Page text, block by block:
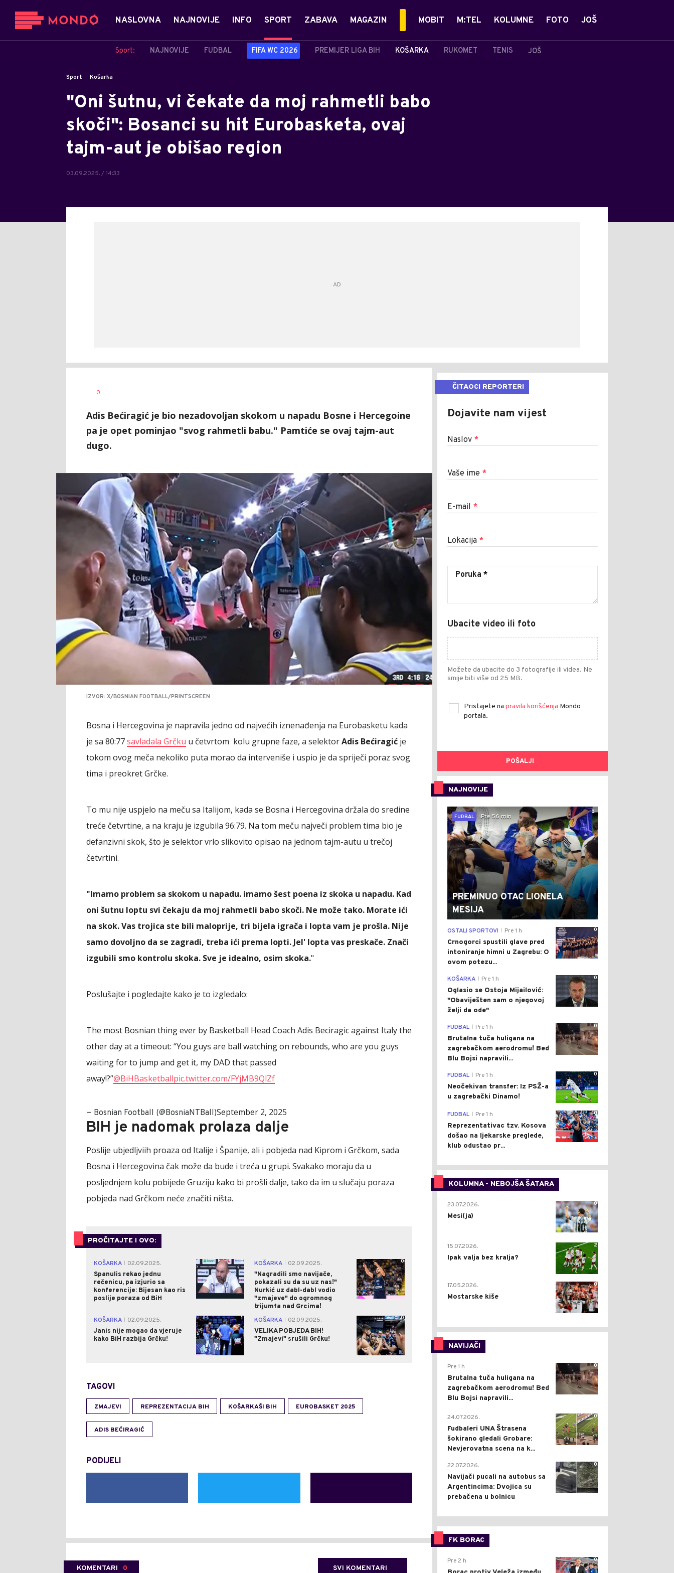
NASLOVNA NAJNOVIJE INFO SPORT
Sport: NAJNOVIJE FUDBAL FIFA WC 2026 PREMIJER LIGA BIH KOŠARKA RUKOMET TENIS JOŠ
ZABAVA MAGAZIN MOBIT M:TEL KOLUMNE FOTO JOŠ
Sport Košarka
"Oni šutnu, vi čekate da moj rahmetli babo
skoči": Bosanci su hit Eurobasketa, ovaj
tajm-aut je obišao region
03.09.2025. / 14:33
AUTOR
0
Adis Bećiragić je bio nezadovoljan skokom u napadu Bosne i Hercegoine
pa je opet pominjao "svog rahmetli babu." Pamtiće se ovaj tajm-aut
dugo.
IZVOR: X/BOSNIAN FOOTBALL/PRINTSCREEN
Bosna i Hercegovina je napravila jedno od najvećih iznenađenja na Eurobasketu kada
je sa 80:77savladala Grčku u četvrtom kolu grupne faze, a selektorAdis Bećiragić je
tokom ovog meča nekoliko puta morao da interveniše i uspio je da spriječi poraz svog
tima i preokret Grčke.
To mu nije uspjelo na meču sa Italijom, kada se Bosna i Hercegovina držala do sredine
treće četvrtine, a na kraju je izgubila 96:79. Na tom meču največi problem tima bio je
defanzivni skok, što je selektor vrlo slikovito opisao na jednom tajm-autu u trečoj
četvrtini.
"Imamo problem sa skokom u napadu. imamo šest poena iz skoka u napadu. Kad
oni šutnu loptu svi čekaju da moj rahmetli babo skoči. Ne može tako. Morate ići
na skok. Vas trojica ste bili maloprije, tri bijela igrača i lopta vam je prošla. Nije
samo dovoljno da se zagradi, treba ići prema lopti. Jel' lopta vas preskače. Znači
izgubili smo kontrolu skoka. Sve je idealno, osim skoka."
Poslušajte i pogledajte kako je to izgledalo:
The most Bosnian thing ever by Basketball Head Coach Adis Beciragic against Italy the
other day at a timeout: “You guys are ball watching on rebounds, who are you guys
waiting for to jump and get it, my DAD that passed
away!?”@BiHBasketballpic.twitter.com/FYjMB9QlZf
— Bosnian Football (@BosniaNTBall)September 2, 2025
BIH je nadomak prolaza dalje
Poslije ubjedljviih proaza od Italije i Španije, ali i pobjeda nad Kiprom i Grčkom, sada
Bosna i Hercegovina čak može da bude i treća u grupi. Svakako moraju da u
posljednjem kolu pobijede Gruziju kako bi prošli dalje, tako da im u slučaju poraza
pobjeda nad Grčkom neće značiti ništa.
PROČITAJTE I OVO:
KOŠARKA
02.09.2025.
Spanulis rekao jednu
rečenicu, pa izjurio sa
konferencije: Bijesan kao ris
poslije poraza od BiH
0 KOŠARKA
02.09.2025.
"Nagradili smo navijače,
pokazali su da su uz nas!"
Nurkić uz dabl-dabl vodio
"zmajeve" do ogromnog
trijumfa nad Grcima!
0
KOŠARKA
02.09.2025.
Janis nije mogao da vjeruje
kako BiH razbija Grčku!
1 KOŠARKA
02.09.2025.
VELIKA POBJEDA BIH!
"Zmajevi" srušili Grčku!
0
TAGOVI
ZMAJEVI REPREZENTACIJA BIH KOŠARKAŠI BIH EUROBASKET 2025
ADIS BEĆIRAGIĆ
PODIJELI
KOMENTARI 0 SVI KOMENTARI
ČITAOCI REPORTERI
Dojavite nam vijest
Naslov *
Vaše ime *
E-mail *
Lokacija *
Ubacite video ili foto
Možete da ubacite do 3 fotografije ili videa. Ne
smije biti više od 25 MB.
Pristajete na pravila korišćenja Mondo
portala.
POŠALJI
NAJNOVIJE
0
FUDBAL
Pre 56 min
PREMINUO OTAC LIONELA
MESIJA
0
OSTALI SPORTOVI Pre 1 h
Crnogorci spustili glave pred
intoniranje himni u Zagrebu: O
ovom potezu...
0
KOŠARKA Pre 1 h
Oglasio se Ostoja Mijailović:
"Obaviješten sam o njegovoj
želji da ode"
0
FUDBAL Pre 1 h
Brutalna tuča huligana na
zagrebačkom aerodromu! Bed
Blu Bojsi napravili...
0
FUDBAL Pre 1 h
Neočekivan transfer: Iz PSŽ-a
u zagrebački Dinamo!
0
FUDBAL Pre 1 h
Reprezentativac tzv. Kosova
došao na ljekarske preglede,
klub odustao pr...
KOLUMNA - NEBOJŠA ŠATARA
0
23.07.2026.
Mesi(ja)
2
15.07.2026.
Ipak valja bez kralja?
0
17.05.2026.
Mostarske kiše
NAVIJAČI
0
Pre 1 h
Brutalna tuča huligana na
zagrebačkom aerodromu! Bed
Blu Bojsi napravili...
0
24.07.2026.
Fudbaleri UNA Štrasena
šokirano gledali Grobare:
Nevjerovatna scena na k...
0
22.07.2026.
Navijači pucali na autobus sa
Argentincima: Dvojica su
prebačena u bolnicu
FK BORAC
0
Pre 2 h